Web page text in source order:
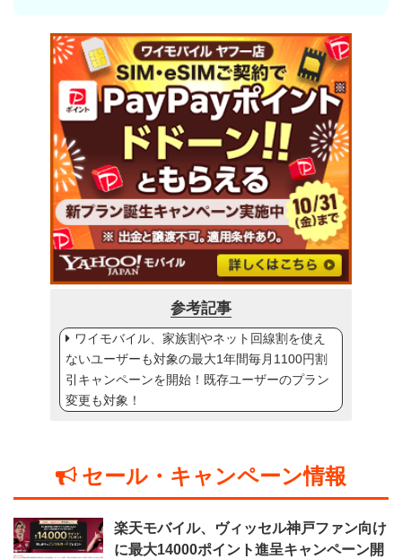
参考記事
ワイモバイル、家族割やネット回線割を使え
ないユーザーも対象の最大1年間毎月1100円割
引キャンペーンを開始！既存ユーザーのプラン
変更も対象！
セール・キャンペーン情報
楽天モバイル、ヴィッセル神戸ファン向け
に最大14000ポイント進呈キャンペーン開